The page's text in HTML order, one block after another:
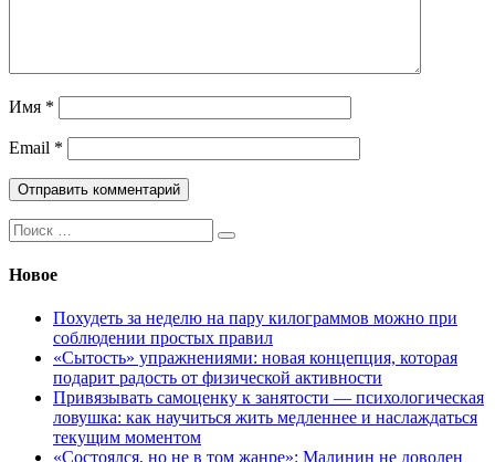
Имя *
Email *
Поиск:
Новое
Похудеть за неделю на пару килограммов можно при
соблюдении простых правил
«Сытость» упражнениями: новая концепция, которая
подарит радость от физической активности
Привязывать самоценку к занятости — психологическая
ловушка: как научиться жить медленнее и наслаждаться
текущим моментом
«Состоялся, но не в том жанре»: Малинин не доволен